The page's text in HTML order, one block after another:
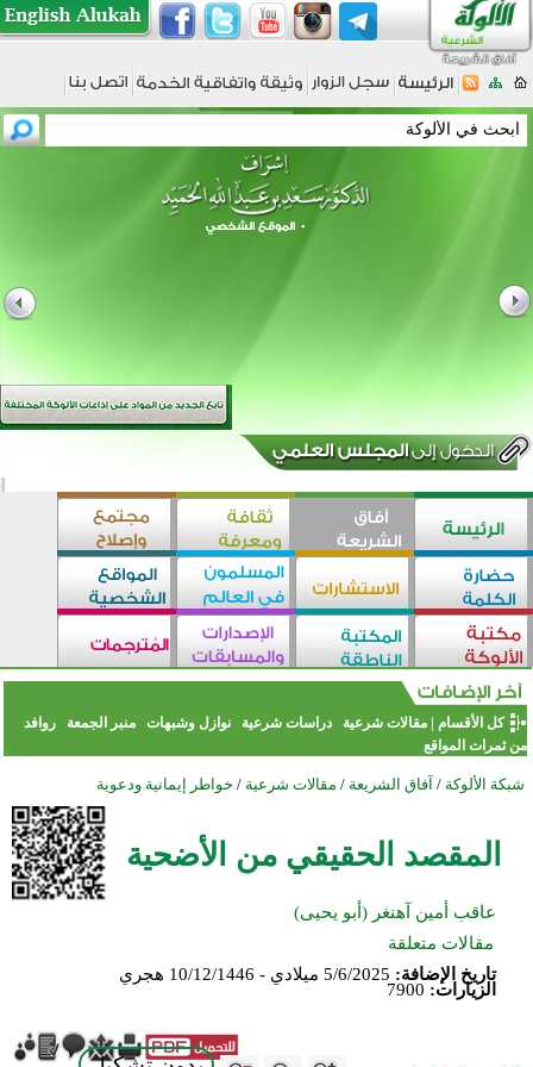
كل الأقسام |مقالات شرعية دراسات شرعية نوازل وشبهات منبر الجمعة
روافد
من ثمرات المواقع
شبكة الألوكة / آفاق الشريعة / مقالات شرعية / خواطر إيمانية ودعوية
المقصد الحقيقي من الأضحية
عاقب أمين آهنغر (أبو يحيى)
مقالات متعلقة
تاريخ الإضافة: 5/6/2025 ميلادي - 10/12/1446 هجري
الزيارات: 7900